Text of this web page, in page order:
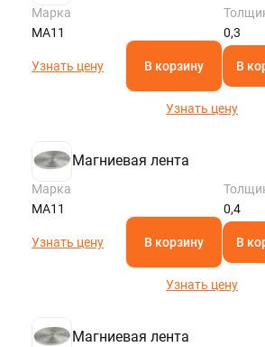
Марка
МА11
0,3
Узнать цену В корзину В
Узнать цену
Магниевая лента
Марка
МА11
0,4
Узнать цену В корзину В
Узнать цену
Магниевая лента